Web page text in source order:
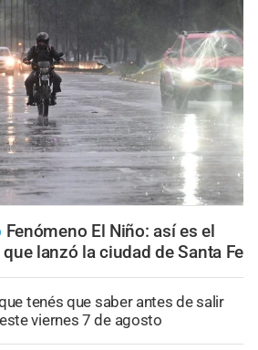
Fenómeno El Niño: así es el
lanzó la ciudad de Santa Fe
tenés que saber antes de salir
viernes 7 de agosto